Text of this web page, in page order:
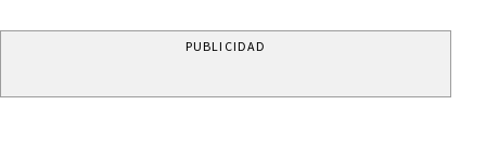
PUBLICIDAD